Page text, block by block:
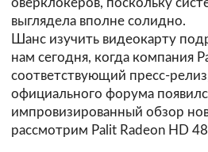
оверклокеров, поскольку
выглядела вполне солидно.
Шанс изучить видеокарту
нам сегодня, когда компания
соответствующий пресс-
официального форума
импровизированный обзор
рассмотрим Palit Radeon HD